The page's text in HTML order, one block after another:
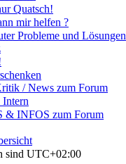
Quatsch!
mir helfen ?
Probleme und Lösungen
/ News zum Forum
INFOS zum Forum
sind UTC+02:00